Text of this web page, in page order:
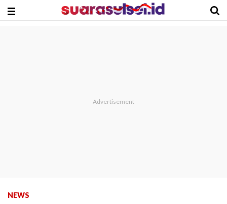
NEWS